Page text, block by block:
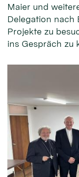
Maier und
Delegation nach
Projekte zu
ins Gespräch zu